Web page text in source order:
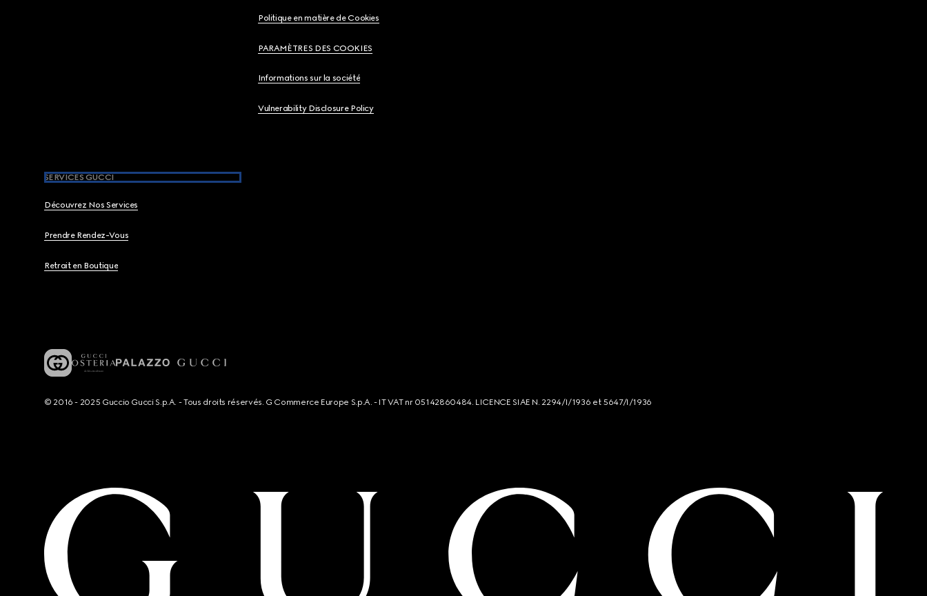
Politique en matière de Cookies
PARAMÈTRES DES COOKIES
Informations sur la société
Vulnerability Disclosure Policy
SERVICES GUCCI
Découvrez Nos Services
Prendre Rendez-Vous
Retrait en Boutique
© 2016 - 2025 Guccio Gucci S.p.A. - Tous droits réservés. G Commerce Europe S.p.A. - IT VAT nr 05142860484. LICENCE SIAE N. 2294/I/1936 et 5647/I/1936